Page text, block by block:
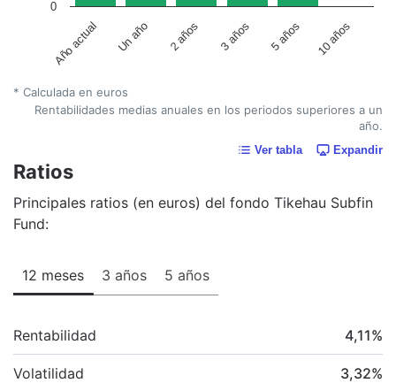
Año actual Un año 2 años 3 años 5 años 10 años
0
* Calculada en euros
Rentabilidades medias anuales en los periodos superiores a un
año.
Ver tabla Expandir
Ratios
Principales ratios (en euros) del fondo Tikehau Subfin
Fund:
12 meses 3 años 5 años
Rentabilidad 4,11%
Volatilidad 3,32%